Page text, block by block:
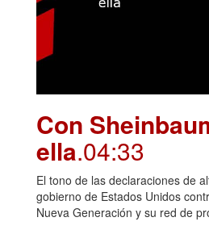
Con
ella.04:33
El tono de las declaraciones de
gobierno de Estados Unidos
Nueva Generación y su red de